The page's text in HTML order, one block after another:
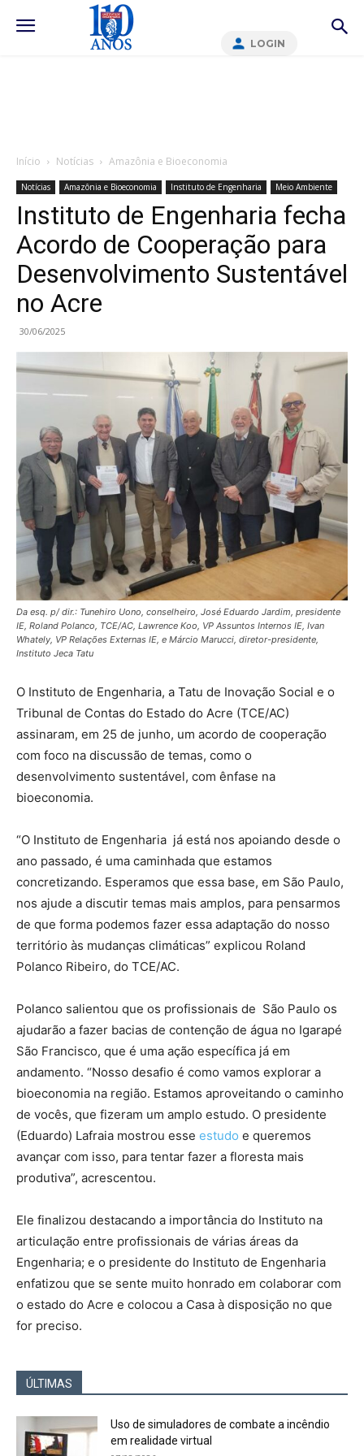
LOGIN
Início Notícias Amazônia e Bioeconomia
Notícias Amazônia e Bioeconomia Instituto de Engenharia Meio Ambiente
Instituto de Engenharia fecha
Acordo de Cooperação para
Desenvolvimento Sustentável
no Acre
30/06/2025
Da esq. p/ dir.: Tunehiro Uono, conselheiro, José Eduardo Jardim, presidente
IE, Roland Polanco, TCE/AC, Lawrence Koo, VP Assuntos Internos IE, Ivan
Whately, VP Relações Externas IE, e Márcio Marucci, diretor-presidente,
Instituto Jeca Tatu
O Instituto de Engenharia, a Tatu de Inovação Social e o
Tribunal de Contas do Estado do Acre (TCE/AC)
assinaram, em 25 de junho, um acordo de cooperação
com foco na discussão de temas, como o
desenvolvimento sustentável, com ênfase na
bioeconomia.
“O Instituto de Engenharia já está nos apoiando desde o
ano passado, é uma caminhada que estamos
concretizando. Esperamos que essa base, em São Paulo,
nos ajude a discutir temas mais amplos, para pensarmos
de que forma podemos fazer essa adaptação do nosso
território às mudanças climáticas” explicou Roland
Polanco Ribeiro, do TCE/AC.
Polanco salientou que os profissionais de São Paulo os
ajudarão a fazer bacias de contenção de água no Igarapé
São Francisco, que é uma ação específica já em
andamento. “Nosso desafio é como vamos explorar a
bioeconomia na região. Estamos aproveitando o caminho
de vocês, que fizeram um amplo estudo. O presidente
(Eduardo) Lafraia mostrou esse estudo e queremos
avançar com isso, para tentar fazer a floresta mais
produtiva”, acrescentou.
Ele finalizou destacando a importância do Instituto na
articulação entre profissionais de várias áreas da
Engenharia; e o presidente do Instituto de Engenharia
enfatizou que se sente muito honrado em colaborar com
o estado do Acre e colocou a Casa à disposição no que
for preciso.
ÚLTIMAS
Uso de simuladores de combate a incêndio
em realidade virtual